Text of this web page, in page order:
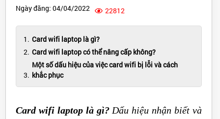
Ngày đăng: 04/04/2022 22812
Card wifi laptop là gì?
Card wifi laptop có thể nâng cấp không?
Một số dấu hiệu của việc card wifi bị lỗi và cách
khắc phục
Card wifi laptop là gì?Dấu hiệu nhận biết và